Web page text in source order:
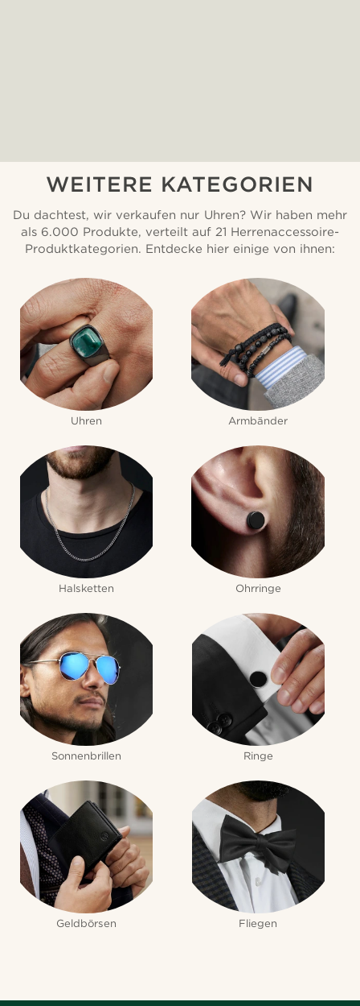
WEITERE KATEGORIEN
Du dachtest, wir verkaufen nur Uhren? Wir haben mehr
als 6.000 Produkte, verteilt auf 21 Herrenaccessoire-
Produktkategorien. Entdecke hier einige von ihnen:
Uhren Armbänder
Halsketten Ohrringe
Sonnenbrillen Ringe
Geldbörsen Fliegen